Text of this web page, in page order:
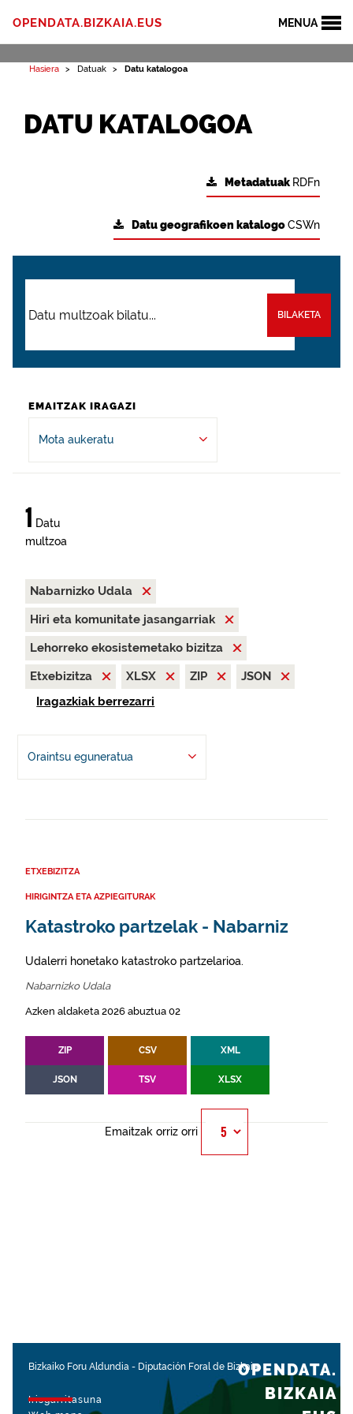
MENUA
OPENDATA.BIZKAIA.EUS
Hasiera Datuak Datu katalogoa
DATU KATALOGOA
Metadatuak RDFn
Datu geografikoen katalogoCSWn
BILAKETA
EMAITZAK IRAGAZI
Mota aukeratu
1 Datu
multzoa
Nabarnizko Udala
Hiri eta komunitate jasangarriak
Lehorreko ekosistemetako bizitza
Etxebizitza
XLSX ZIP
JSON
Iragazkiak berrezarri
Oraintsu eguneratua
ETXEBIZITZA
HIRIGINTZA ETA AZPIEGITURAK
Katastroko partzelak - Nabarniz
Udalerri honetako katastroko partzelarioa.
Nabarnizko Udala
Azken aldaketa 2026 abuztua 02
ZIP CSV XML
JSON TSV XLSX
Emaitzak orriz orri
Bizkaiko Foru Aldundia - Diputación Foral de Bizkaia
Irisgarritasuna
OPENDATA.
BIZKAIA